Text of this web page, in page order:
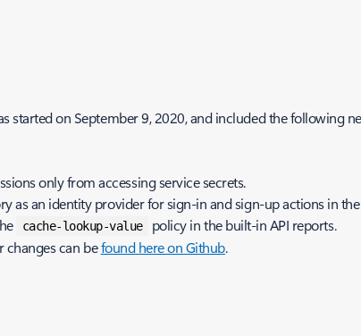
started on September 9, 2020, and included the following
only from accessing service secrets.
as an identity provider for sign-in and sign-up actions in
cache-lookup-value
policy in the built-in API reports.
changes can befound here on Github.